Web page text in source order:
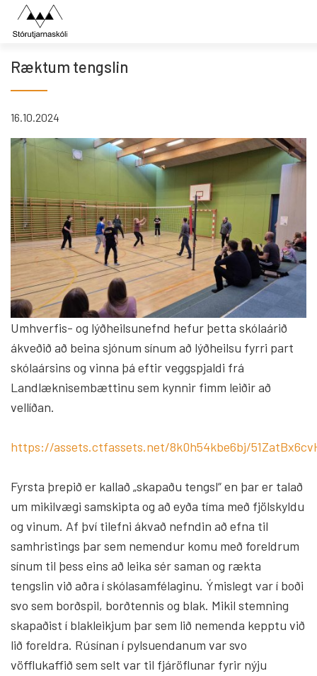
Fara
Ræktum tengslin
16.10.2024
Umhverfis- og lýðheilsunefnd hefur þetta skólaárið
ákveðið að beina sjónum sínum að lýðheilsu fyrri part
skólaársins og vinna þá eftir veggspjaldi frá
Landlæknisembættinu sem kynnir fimm leiðir að
vellíðan.
https://assets.ctfassets.net/8k0h54kbe6bj/
Fyrsta þrepið er kallað „skapaðu tengsl“ en þar er talað
um mikilvægi samskipta og að eyða tíma með fjölskyldu
og vinum. Af því tilefni ákvað nefndin að efna til
samhristings þar sem nemendur komu með foreldrum
sínum til þess eins að leika sér saman og rækta
tengslin við aðra í skólasamfélaginu. Ýmislegt var í boði
svo sem borðspil, borðtennis og blak. Mikil stemning
skapaðist í blakleikjum þar sem lið nemenda kepptu við
lið foreldra. Rúsínan í pylsuendanum var svo
vöfflukaffið sem selt var til fjáröflunar fyrir nýju